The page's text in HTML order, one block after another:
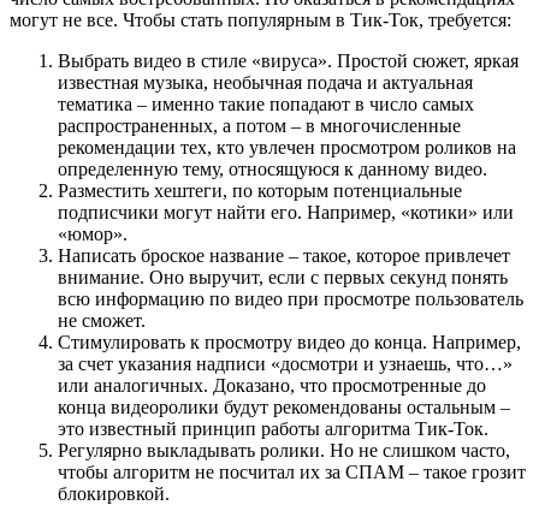
могут не все. Чтобы стать популярным в Тик-Ток, требуется:
Выбрать видео в стиле «вируса». Простой сюжет, яркая
известная музыка, необычная подача и актуальная
тематика – именно такие попадают в число самых
распространенных, а потом – в многочисленные
рекомендации тех, кто увлечен просмотром роликов на
определенную тему, относящуюся к данному видео.
Разместить хештеги, по которым потенциальные
подписчики могут найти его. Например, «котики» или
«юмор».
Написать броское название – такое, которое привлечет
внимание. Оно выручит, если с первых секунд понять
всю информацию по видео при просмотре пользователь
не сможет.
Стимулировать к просмотру видео до конца. Например,
за счет указания надписи «досмотри и узнаешь, что…»
или аналогичных. Доказано, что просмотренные до
конца видеоролики будут рекомендованы остальным –
это известный принцип работы алгоритма Тик-Ток.
Регулярно выкладывать ролики. Но не слишком часто,
чтобы алгоритм не посчитал их за СПАМ – такое грозит
блокировкой.